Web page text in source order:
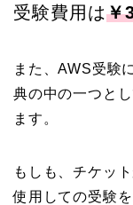
受験費用は￥
また、AWS受験
典の中の一つと
ます。
もしも、チケッ
使用しての受験